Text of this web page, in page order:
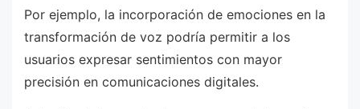
Por ejemplo, la incorporación de emociones en la
transformación de voz podría permitir a los
usuarios expresar sentimientos con mayor
precisión en comunicaciones digitales.